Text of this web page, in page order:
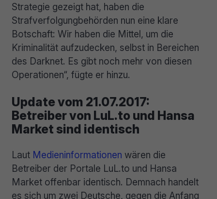
Strategie gezeigt hat, haben die
Strafverfolgungbehörden nun eine klare
Botschaft: Wir haben die Mittel, um die
Kriminalität aufzudecken, selbst in Bereichen
des Darknet. Es gibt noch mehr von diesen
Operationen“, fügte er hinzu.
Update vom 21.07.2017:
Betreiber von LuL.to und Hansa
Market sind identisch
Laut Medieninformationen wären die
Betreiber der Portale LuL.to und Hansa
Market offenbar identisch. Demnach handelt
es sich um zwei Deutsche, gegen die Anfang